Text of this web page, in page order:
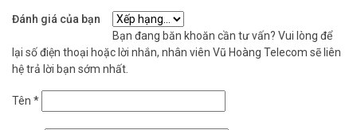
Đánh giá của bạn
Bạn đang băn khoăn cần tư vấn? Vui lòng để
lại số điện thoại hoặc lời nhắn, nhân viên Vũ Hoàng Telecom sẽ liên
hệ trả lời bạn sớm nhất.
Tên *